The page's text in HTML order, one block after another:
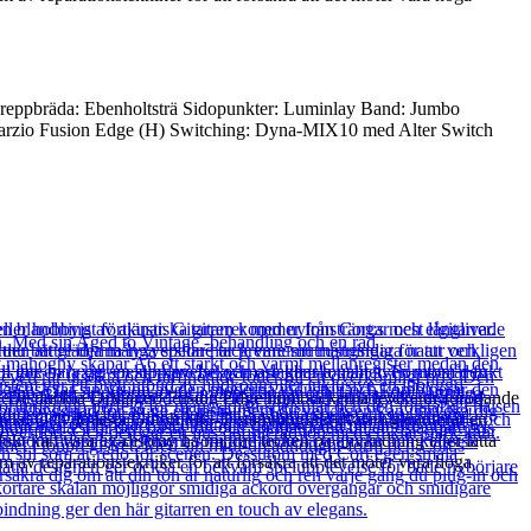
Ebenholtsträ Sidopunkter: Luminlay Band: Jumbo
Fusion Edge (H) Switching: Dyna-MIX10 med Alter Switch
dubbla DiMarzio Fusion Edge humbuckerna levererar förödande
Och de låsta Gotoh MG-T stämningsskruvarna garanterar en
kan vara ex-display ha mindre tecken på användning eller lätta
av reparationstekniker för att försäkra att det möter våra höga